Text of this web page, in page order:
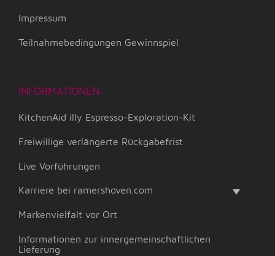
Impressum
Teilnahmebedingungen Gewinnspiel
INFORMATIONEN
KitchenAid illy Espresso-Exploration-Kit
Freiwillige verlängerte Rückgabefrist
Live Vorführungen
Karriere bei ramershoven.com
Markenvielfalt vor Ort
Informationen zur innergemeinschaftlichen
Lieferung